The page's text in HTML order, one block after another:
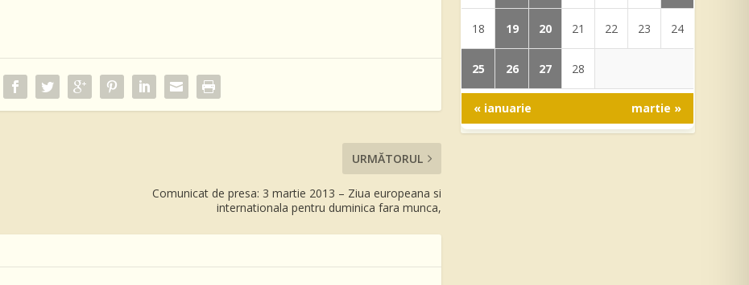
URMĂTORUL
Comunicat de presa: 3 martie 2013 – Ziua europeana si
internationala pentru duminica fara munca,
18 19 20 21 22 23 24
25 26 27 28
« ianuarie martie »